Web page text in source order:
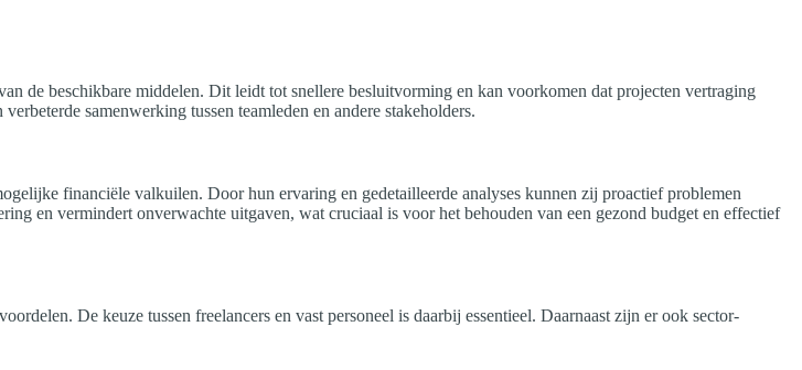
de beschikbare middelen. Dit leidt tot snellere besluitvorming en kan voorkomen dat projecten vertraging
samenwerking tussen teamleden en andere stakeholders.
financiële valkuilen. Door hun ervaring en gedetailleerde analyses kunnen zij proactief problemen
en vermindert onverwachte uitgaven, wat cruciaal is voor het behouden van een gezond budget en effectief
De keuze tussen freelancers en vast personeel is daarbij essentieel. Daarnaast zijn er ook sector-